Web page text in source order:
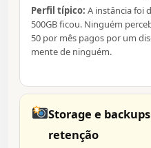
Perfil típico: A instância foi
500GB ficou. Ninguém
50 por mês pagos por um
mente de ninguém.
Storage e
retenção